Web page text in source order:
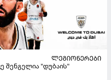
ᲚᲔᲒᲘᲝᲜᲔᲠᲔᲑᲘ
შენგელია "დუბაის"